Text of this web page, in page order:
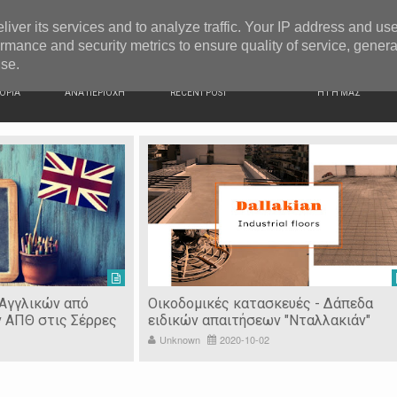
ΑΝΑ ΠΕΡΙΟΧΗ RECENT POST Η ΓΗ ΜΑΣ
από
ΑΠΘ στις Σέρρες
Οικοδομικές κατασκευές - Δάπεδα
ειδικών απαιτήσεων "Νταλλακιάν"
Unknown 2020-10-02
its services and to analyze traffic. Your IP address and
and security metrics to ensure quality of service,